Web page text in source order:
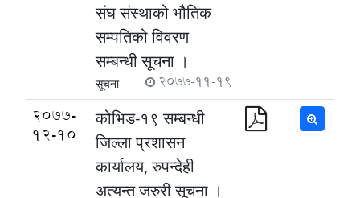
संघ संस्थाको भौतिक
सम्पतिको विवरण
सम्बन्धी सूचना ।
सूचना 2077-11-19
2077-
12-10
कोभिड-१९ सम्बन्धी
जिल्ला प्रशासन
कार्यालय, रुपन्देही
अत्यन्त जरुरी सूचना ।